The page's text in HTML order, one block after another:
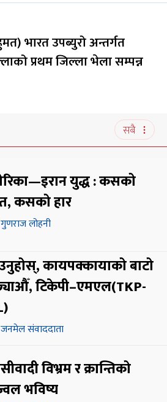
भारत उपब्युरो अन्तर्गत
प्रथम जिल्ला भेला सम्पन्न
सबै
युद्ध : कसको
कसको हार
गुणराज लोहनी
कायपक्कायाको बाटो
टिकेपी–एमएल(TKP-
जनमेल संवाददाता
विभ्रम र क्रान्तिको
भविष्य